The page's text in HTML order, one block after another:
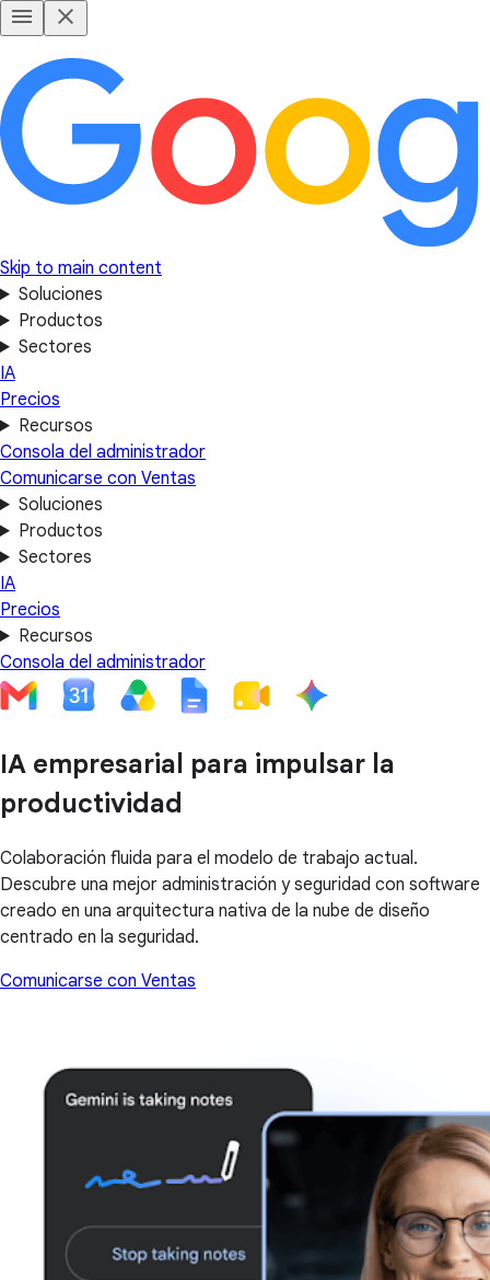
Skip to main content
Soluciones
Productos
Sectores
IA
Precios
Recursos
Consola del administrador
Comunicarse con Ventas
Soluciones
Productos
Sectores
IA
Precios
Recursos
Consola del administrador
IA empresarial para impulsar la
productividad
Colaboración fluida para el modelo de trabajo actual.
Descubre una mejor administración y seguridad con software
creado en una arquitectura nativa de la nube de diseño
centrado en la seguridad.
Comunicarse con Ventas